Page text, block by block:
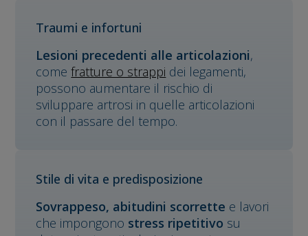
Traumi e infortuni
Lesioni precedenti alle articolazioni,
comefratture o strappi dei legamenti,
possono aumentare il rischio di
sviluppare artrosi in quelle articolazioni
con il passare del tempo.
Stile di vita e predisposizione
Sovrappeso, abitudini scorrette e lavori
che impongono stress ripetitivo su